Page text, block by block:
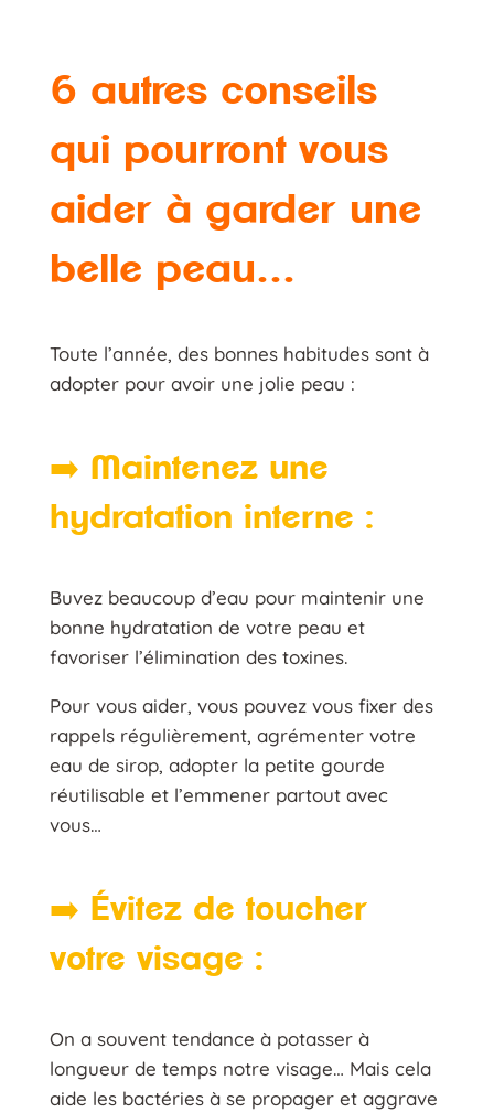
6 autres conseils
qui pourront vous
aider à garder une
belle peau…
Toute l’année, des bonnes habitudes sont à
adopter pour avoir une jolie peau :
➡ ️ Maintenez une
hydratation interne :
Buvez beaucoup d’eau pour maintenir une
bonne hydratation de votre peau et
favoriser l’élimination des toxines.
Pour vous aider, vous pouvez vous fixer des
rappels régulièrement, agrémenter votre
eau de sirop, adopter la petite gourde
réutilisable et l’emmener partout avec
vous…
➡️ Évitez de toucher
votre visage :
On a souvent tendance à potasser à
longueur de temps notre visage… Mais cela
aide les bactéries à se propager et aggrave